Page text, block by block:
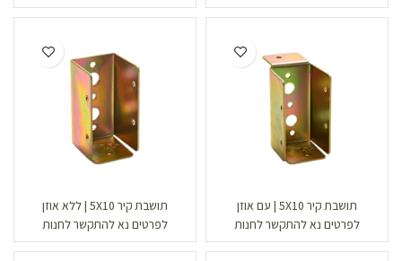
תושבת קיר 5X10 | עם אוזן
לפרטים נא להתקשר לחנות
תושבת קיר 5X10 | ללא אוזן
לפרטים נא להתקשר לחנות